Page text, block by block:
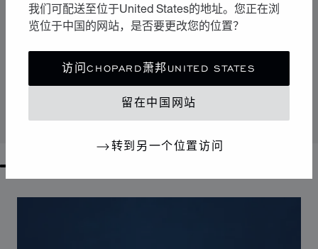
我们可配送至位于United States的地址。您正在浏
览位于中国的网站，是否要更改您的位置？
访问CHOPARD萧邦UNITED STATES
留在中国网站
转到另一个位置访问
ICE CUBE迷你手提包
联系我们